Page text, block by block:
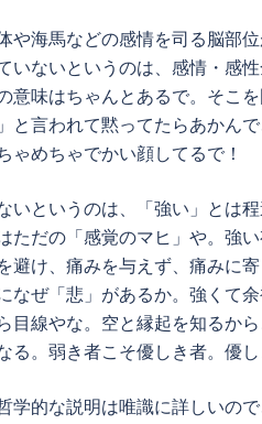
や海馬などの感情を司る脳部
いないというのは、感情・感
意味はちゃんとあるで。そこ
と言われて黙ってたらあかん
ゃめちゃでかい顔してるで！
いというのは、「強い」とは
ただの「感覚のマヒ」や。強
避け、痛みを与えず、痛みに
なぜ「悲」があるか。強くて
目線やな。空と縁起を知るか
る。弱き者こそ優しき者。優し
学的な説明は唯識に詳しいの